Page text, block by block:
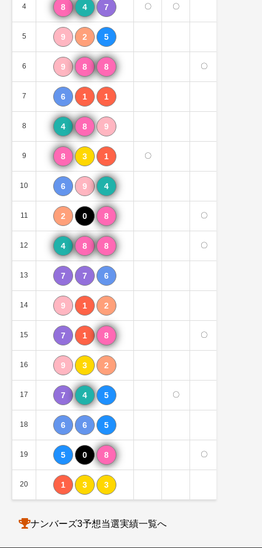
4 8 4 7 〇 〇
5 9 2 5
6 9 8 8 〇
7 6 1 1
8 4 8 9
9 8 3 1 〇
10 6 9 4
11 2 0 8 〇
12 4 8 8 〇
13 7 7 6
14 9 1 2
15 7 1 8 〇
16 9 3 2
17 7 4 5 〇
18 6 6 5
19 5 0 8 〇
20 1 3 3
ナンバーズ3予想当選実績一覧へ